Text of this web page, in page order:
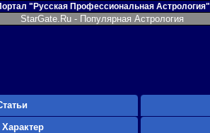
"Русская Профессиональная Астрология"
StarGate.Ru - Популярная Астрология